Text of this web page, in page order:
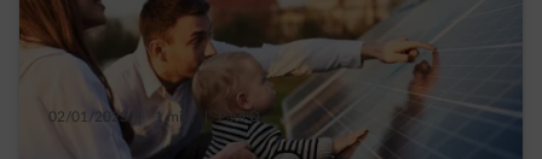
02/01/2023 1 min. Paul D.
Panneaux solaires à Bruxelles : quel est